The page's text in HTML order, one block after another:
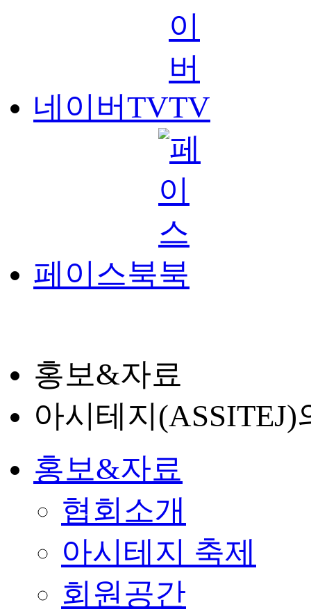
네이버TV
페이스북
홍보&자료
아시테지
홍보&자료
협회소개
아시테지 축제
회원공간